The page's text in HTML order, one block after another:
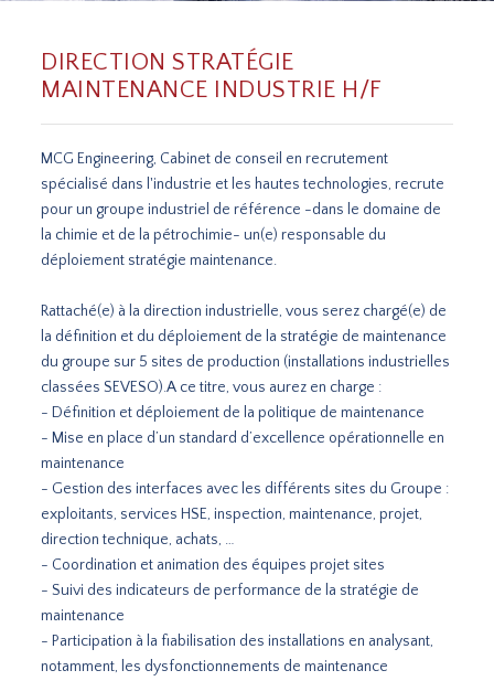
DIRECTION STRATÉGIE
MAINTENANCE INDUSTRIE H/F
MCG Engineering, Cabinet de conseil en recrutement
spécialisé dans l'industrie et les hautes technologies, recrute
pour un groupe industriel de référence -dans le domaine de
la chimie et de la pétrochimie- un(e) responsable du
déploiement stratégie maintenance.
Rattaché(e) à la direction industrielle, vous serez chargé(e) de
la définition et du déploiement de la stratégie de maintenance
du groupe sur 5 sites de production (installations industrielles
classées SEVESO).A ce titre, vous aurez en charge :
- Définition et déploiement de la politique de maintenance
- Mise en place d’un standard d’excellence opérationnelle en
maintenance
- Gestion des interfaces avec les différents sites du Groupe :
exploitants, services HSE, inspection, maintenance, projet,
direction technique, achats, …
- Coordination et animation des équipes projet sites
- Suivi des indicateurs de performance de la stratégie de
maintenance
- Participation à la fiabilisation des installations en analysant,
notamment, les dysfonctionnements de maintenance